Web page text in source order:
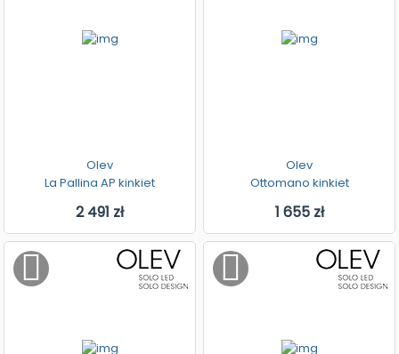
Olev
La Pallina AP kinkiet
2 491 zł
Olev
Ottomano kinkiet
1 655 zł